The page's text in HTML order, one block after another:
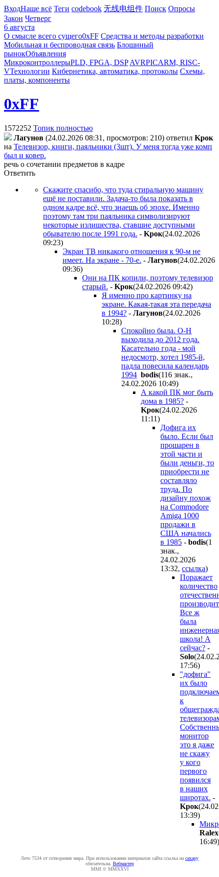
ВходНаше всё Теги codebook 无线电组件 Поиск Опросы
Закон Четверг
6 августа
О смысле всего сущего0xFF Средства и методы разработки
Мобильная и беспроводная связь Блошиный
рынокОбъявления
МикроконтроллерыPLD, FPGA, DSP AVRPICARM, RISC-
VТехнологии Кибернетика, автоматика, протоколы Схемы,
платы, компоненты
0xFF
1572252 Топик полностью
Лaгyнoв (24.02.2026 08:31, просмотров: 210) ответил Kpoк
на Телевизор, книги, паяльники (3шт). У меня тогда уже комп
был и ковер.
речь о сочетании предметов в кадре
Ответить
Скажите спасибо, что туда стиральную машину
ещё не поставили. Задача-то была показать в
одном кадре всё, что знаешь об эпохе. Именно
поэтому там три паяльника символизируют
некоторые излишества, ставшие доступными
обывателю после 1991 года. - Kpoк(24.02.2026
09:23)
Экран ТВ никакого отношения к 90-м не
имеет. На экране - 70-е. - Лaгyнoв(24.02.2026
09:36)
Они на ПК копили, поэтому телевизор
старый. - Kpoк(24.02.2026 09:42)
Я именно про картинку на
экране. Какая-такая эта передача
в 1994? - Лaгyнoв(24.02.2026
10:28)
Спокойно была. О-Н
выходила до 2012 года.
Касательно года - мой
недосмотр, хотел 1985-й,
падла повесила календарь
1994 bodis(116 знак.,
24.02.2026 10:49)
А какой ПК мог быть
дома в 1985? -
Kpoк(24.02.2026
11:11)
Дофига их
было. Если был
прошарен в
этой части и
были деньги, то
приобрести не
составляло
труда. По
дизайну похож
на Commodore
Amiga 1000
продажи в
США начались
в 1985 - bodis(1
знак.,
24.02.2026
13:32, ссылка)
Поражает
количество
Все ж
была
школа! А
сейчас? -
Solo
17:56)
"дофига"
их было
к
монитор
это я даже
не скажу
у кого
первого
появился
в наших
широтах. -
Kpoк
13:39)
Ralex
16:49)
Лето 7534 от сотворения мира. При использовании материалов сайта ссылка на caxapу
обязательна. Вебмастер
MMI © MMXXVI